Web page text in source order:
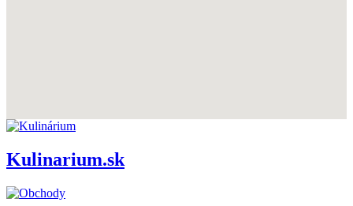
Kulinarium.sk